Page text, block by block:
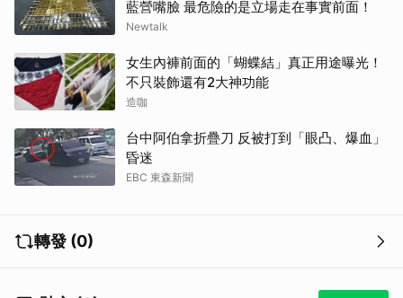
藍營嘴臉 最危險的是立場走在事實前面！
Newtalk
女生內褲前面的「蝴蝶結」真正用途曝光！
不只裝飾還有2大神功能
造咖
台中阿伯拿折疊刀 反被打到「眼凸、爆血」
昏迷
EBC 東森新聞
轉發 (0)